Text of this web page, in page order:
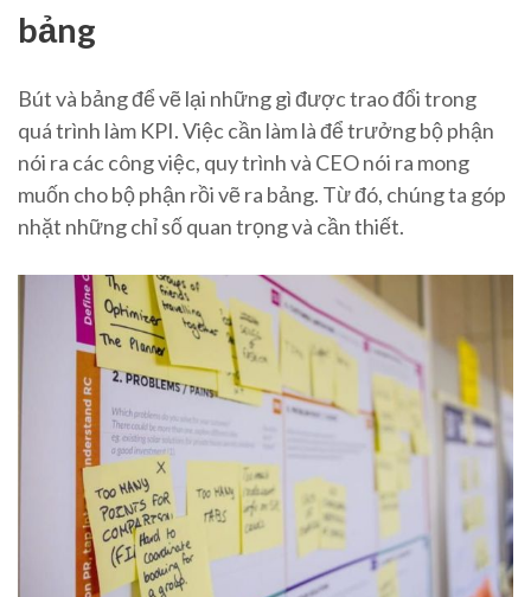
bảng
Bút và bảng để vẽ lại những gì được trao đổi trong
quá trình làm KPI. Việc cần làm là để trưởng bộ phận
nói ra các công việc, quy trình và CEO nói ra mong
muốn cho bộ phận rồi vẽ ra bảng. Từ đó, chúng ta góp
nhặt những chỉ số quan trọng và cần thiết.